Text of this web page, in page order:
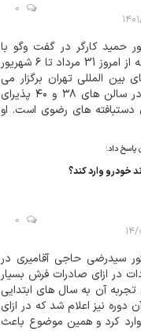
۰۱
0
حمید کارگر در گفت وگو با
آستان نیوز بیان کرد: در این نمایشگاه که از امروز 31 مرداد تا ۶ شهریور
المللی تهران برگزار می
شود، شرکت فرش آستان قدس رضوی در سالن های ۳۸ و ۴۰ پذیرای
دستبافته های رضوی است. او
پاسخ داد:
خودرو وارد کند؟
۳۱
0
سیدرضی حاجی آقامیری در
در ازای صادرات فرش بسیار
تجربه آن به سال های ابتدایی
دوره نیز اعلام شد که در ازای
وارد کرد و همین موضوع باعث